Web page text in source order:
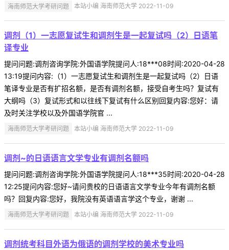
海南师范大学考研问题 本站小编 海南师范大学 2022-11-09
调剂（1）一志愿复试生和调剂生是一起复试吗（2）日语笔
译专业
提问问题:调剂咨询学院:外国语学院提问人:18***08时间:2020-04-28
13:19提问内容:（1）一志愿复试生和调剂生是一起复试吗（2）日语
笔译专业是否有扩招名额，是否有调剂名额，接受自考生吗？复试有
大纲吗（3）复试形式和以往线下复试有什么区别回复内容:您好：请
及时关注学校以及外国语学院官 ...
海南师范大学考研问题 本站小编 海南师范大学 2022-11-09
调剂~的日语语言文学专业有调剂名额吗
提问问题:调剂咨询学院:外国语学院提问人:18***35时间:2020-04-28
12:25提问内容:您好~请问贵校的日语语言文学专业今年有调剂名额
吗？回复内容:您好，我院没有英语语言学这个专业，谢谢 ...
海南师范大学考研问题 本站小编 海南师范大学 2022-11-09
调剂统考科目外语为俄语的调剂学校的美术专业吗